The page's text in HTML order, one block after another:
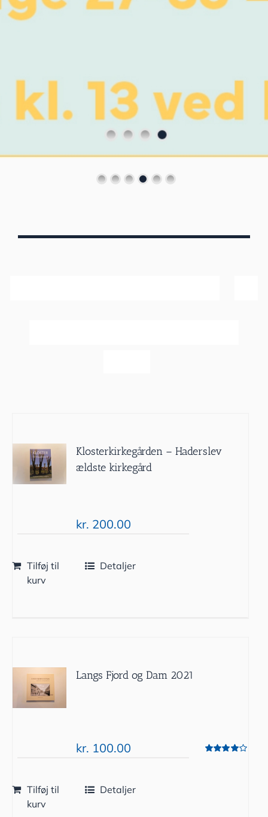
Klosterkirkegården – Haderslev
ældste kirkegård
kr. 200.00
Tilføj til
kurv
Detaljer
Langs Fjord og Dam 2021
kr. 100.00
Tilføj til
kurv
Detaljer